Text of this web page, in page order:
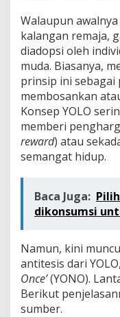
Walaupun
kalangan remaja,
diadopsi oleh
muda. Biasanya,
prinsip ini
membosankan
Konsep YOLO
memberi
reward) atau
semangat hidup.
Baca Juga:
dikonsumsi
Namun, kini
antitesis dari
Once’(YONO).
Berikut
sumber.